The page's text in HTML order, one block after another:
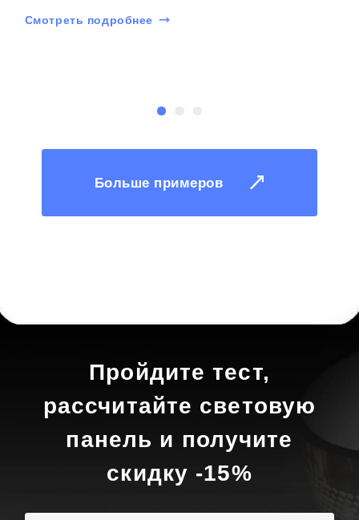
Смотреть подробнее
Больше примеров
Пройдите тест,
рассчитайте световую
панель и получите
скидку -15%